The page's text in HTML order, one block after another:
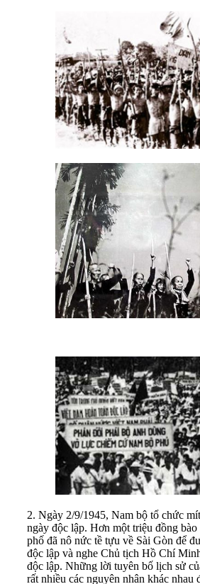
2. Ngày 2/9/1945, Nam bộ tổ chức
ngày độc lập. Hơn một triệu đồng
phố đã nô nức tề tựu về Sài Gòn để
độc lập và nghe Chủ tịch Hồ Chí
độc lập. Những lời tuyên bố lịch sử
rất nhiều các nguyên nhân khác nhau